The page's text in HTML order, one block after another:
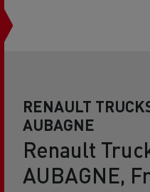
RENAULT
AUBAGNE
Renault
AUBAGNE,